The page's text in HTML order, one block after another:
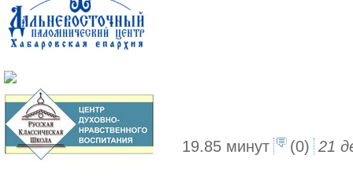
19.85 минут (0) 21